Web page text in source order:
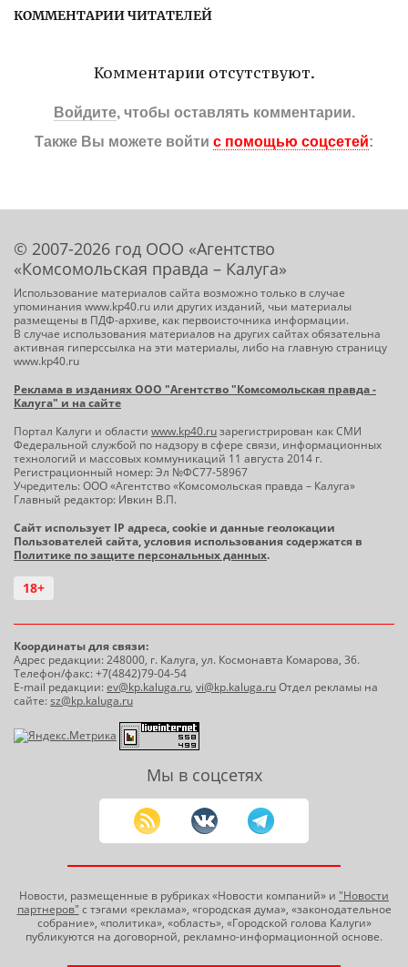
КОММЕНТАРИИ ЧИТАТЕЛЕЙ
Комментарии отсутствуют.
Войдите, чтобы оставлять комментарии.
Также Вы можете войти с помощью соцсетей:
© 2007-2026 год ООО «Агентство
«Комсомольская правда – Калуга»
Использование материалов сайта возможно только в случае
упоминания www.kp40.ru или других изданий, чьи материалы
размещены в ПДФ-архиве, как первоисточника информации.
В случае использования материалов на других сайтах обязательна
активная гиперссылка на эти материалы, либо на главную страницу
www.kp40.ru
Реклама в изданиях ООО "Агентство "Комсомольская правда -
Калуга" и на сайте
Портал Калуги и области www.kp40.ruзарегистрирован как СМИ
Федеральной службой по надзору в сфере связи, информационных
технологий и массовых коммуникаций 11 августа 2014 г.
Регистрационный номер: Эл №ФС77-58967
Учредитель: ООО «Агентство «Комсомольская правда – Калуга»
Главный редактор: Ивкин В.П.
Сайт использует IP адреса, cookie и данные геолокации
Пользователей сайта, условия использования содержатся в
Политике по защите персональных данных.
18+
Координаты для связи:
Адрес редакции: 248000, г. Калуга, ул. Космонавта Комарова, 36.
Телефон/факс: +7(4842)79-04-54
E-mail редакции:ev@kp.kaluga.ru, vi@kp.kaluga.ruОтдел рекламы на
сайте:sz@kp.kaluga.ru
Мы в соцсетях
Новости, размещенные в рубриках «Новости компаний» и "Новости
партнеров" с тэгами «реклама», «городская дума», «законодательное
собрание», «политика», «область», «Городской голова Калуги»
публикуются на договорной, рекламно-информационной основе.